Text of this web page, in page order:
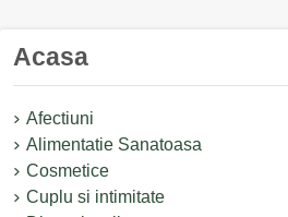
Acasa
Afectiuni
Alimentatie Sanatoasa
Cosmetice
Cuplu si intimitate